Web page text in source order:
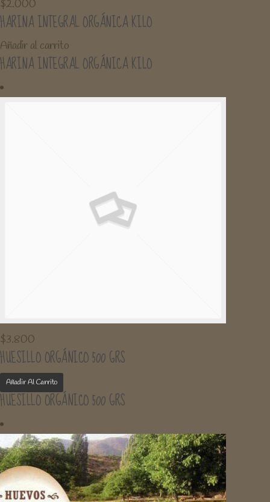
$2.000
HARINA INTEGRAL ORGÁNICA KILO
Añadir al carrito
HARINA INTEGRAL ORGÁNICA KILO
$3.800
HUESILLO ORGÁNICO 500 GRS
Añadir Al Carrito
HUESILLO ORGÁNICO 500 GRS